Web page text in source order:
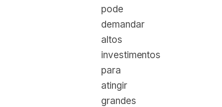
pode
demandar
altos
investimentos
para
atingir
grandes